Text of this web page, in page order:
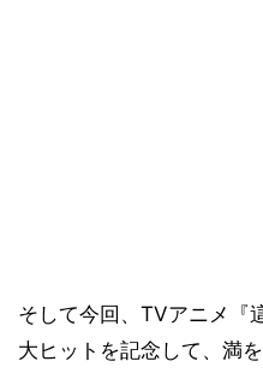
そして今回、TVアニメ『
大ヒットを記念して、満